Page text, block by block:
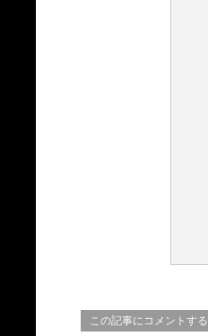
この記事にコメントする